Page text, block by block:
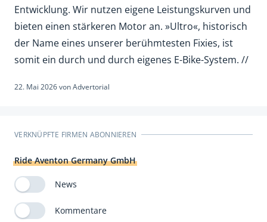
Entwicklung. Wir nutzen eigene Leistungskurven und
bieten einen stärkeren Motor an. »Ultro«, historisch
der Name eines unserer berühmtesten Fixies, ist
somit ein durch und durch eigenes E-Bike-System. //
22. Mai 2026vonAdvertorial
VERKNÜPFTE FIRMEN ABONNIEREN
Ride Aventon Germany GmbH
News
Kommentare